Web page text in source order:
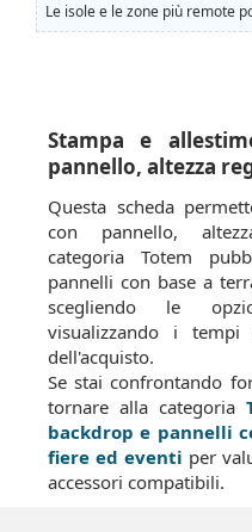
Le isole e le zone più remote
Stampa e
pannello, altezza
Questa scheda
con pannello,
categoria Totem
pannelli con base a
scegliendo le
visualizzando i
dell'acquisto.
Se stai confrontando
tornare alla categoria
backdrop e pannelli
fiere ed eventi per
accessori compatibili.